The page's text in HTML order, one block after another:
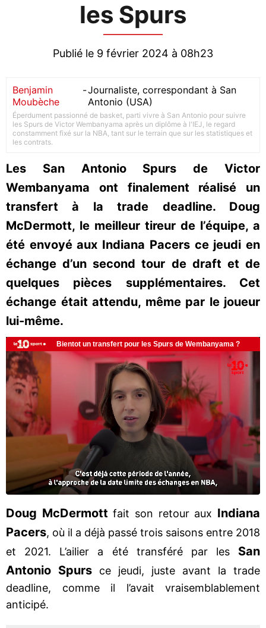
les Spurs
Publié le 9 février 2024 à 08h23
Benjamin
Moubèche
-Journaliste, correspondant à San
Antonio (USA)
Éperdument passionné de basket, parti vivre à San Antonio pour suivre
les Spurs de Victor Wembanyama après un diplôme à l'IEJ, le regard
constamment fixé sur la NBA, tant sur le terrain que sur les statistiques et
les contrats.
Les San Antonio Spurs de Victor
Wembanyama ont finalement réalisé un
transfert à la trade deadline. Doug
McDermott, le meilleur tireur de l’équipe, a
été envoyé aux Indiana Pacers ce jeudi en
échange d’un second tour de draft et de
quelques pièces supplémentaires. Cet
échange était attendu, même par le joueur
lui-même.
Doug McDermott fait son retour aux Indiana
Pacers, où il a déjà passé trois saisons entre 2018
et 2021. L’ailier a été transféré par les San
Antonio Spurs ce jeudi, juste avant la trade
deadline, comme il l’avait vraisemblablement
anticipé.